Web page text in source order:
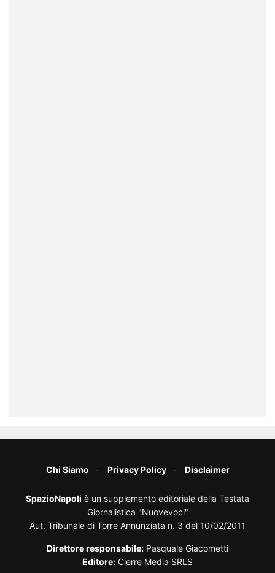
Chi Siamo Privacy Policy Disclaimer
SpazioNapoli è un supplemento editoriale della Testata
Giornalistica "Nuovevoci"
Aut. Tribunale di Torre Annunziata n. 3 del 10/02/2011
Direttore responsabile: Pasquale Giacometti
Editore: Cierre Media SRLS